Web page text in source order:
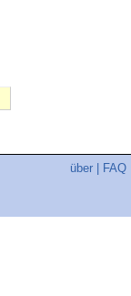
über FAQ